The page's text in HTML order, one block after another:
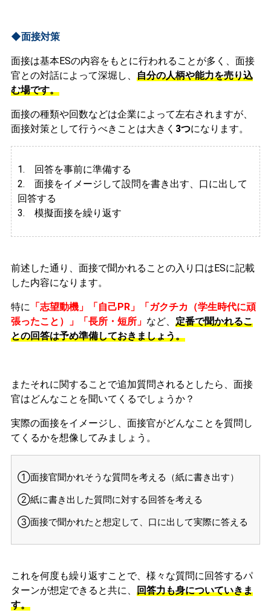
◆面接対策
面接は基本ESの内容をもとに行われることが多く、面接
官との対話によって深堀し、 自分の人柄や能力を売り込
む場です。
面接の種類や回数などは企業によって左右されますが、
面接対策として行うべきことは大きく 3つになります。
1. 回答を事前に準備する
2. 面接をイメージして設問を書き出す、口に出して
回答する
3. 模擬面接を繰り返す
前述した通り、面接で聞かれることの入り口はESに記載
した内容になります。
特に 「志望動機」「自己PR」「ガクチカ（学生時代に頑
張ったこと）」「長所・短所」 など、 定番で聞かれるこ
との回答は予め準備しておきましょう。
またそれに関することで追加質問されるとしたら、面接
官はどんなことを聞いてくるでしょうか？
実際の面接をイメージし、面接官がどんなことを質問し
てくるかを想像してみましょう。
①面接官聞かれそうな質問を考える（紙に書き出す）
②紙に書き出した質問に対する回答を考える
③面接で聞かれたと想定して、口に出して実際に答える
これを何度も繰り返すことで、様々な質問に回答するパ
ターンが想定できると共に、 回答力も身についていきま
す。